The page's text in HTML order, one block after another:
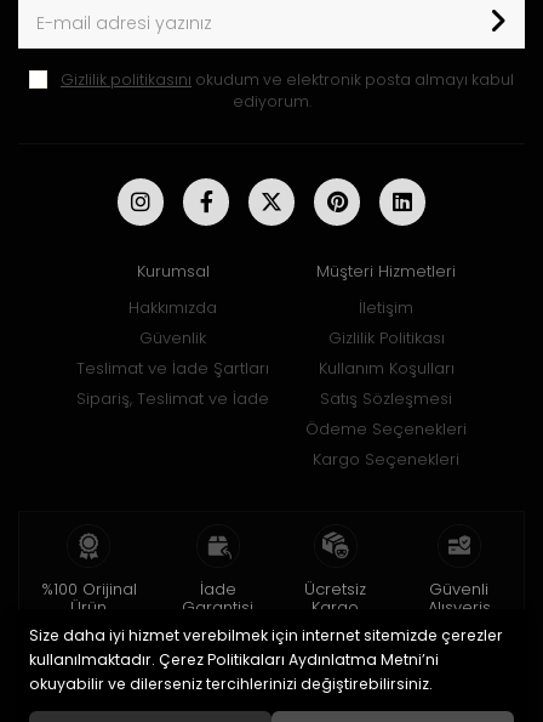
Gizlilik politikasını okudum ve elektronik posta almayı kabul
ediyorum.
Kurumsal
Hakkımızda
Güvenlik
Teslimat ve İade Şartları
Sipariş, Teslimat ve İade
Müşteri Hizmetleri
İletişim
Gizlilik Politikası
Kullanım Koşulları
Satış Sözleşmesi
Ödeme Seçenekleri
Kargo Seçenekleri
%100 Orijinal
Ürün
2 yıl garanti
İade
Garantisi
15 gün içinde
iade
Ücretsiz
Kargo
150 TL ve üzeri
Güvenli
Alışveriş
256bit SSL ile
Size daha iyi hizmet verebilmek için internet sitemizde çerezler
kullanılmaktadır. Çerez Politikaları Aydınlatma Metni’ni
okuyabilir ve dilerseniz tercihlerinizi değiştirebilirsiniz.